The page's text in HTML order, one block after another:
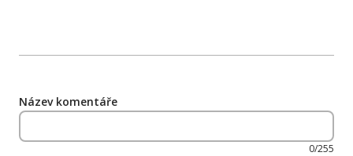
Název komentáře
0/255